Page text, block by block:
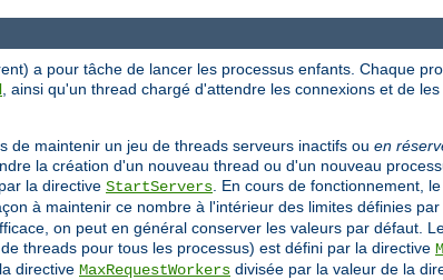
a pour tâche de lancer les processus enfants. Chaque
, ainsi qu'un thread chargé d'attendre les connexions et de
de maintenir un jeu de threads serveurs inactifs ou en
la création d'un nouveau thread ou d'un nouveau
la directive StartServers . En cours de fonctionnement,
à maintenir ce nombre à l'intérieur des limites définies
on peut en général conserver les valeurs par défaut.
threads pour tous les processus) est défini par la directive
directive MaxRequestWorkers divisée par la valeur de la